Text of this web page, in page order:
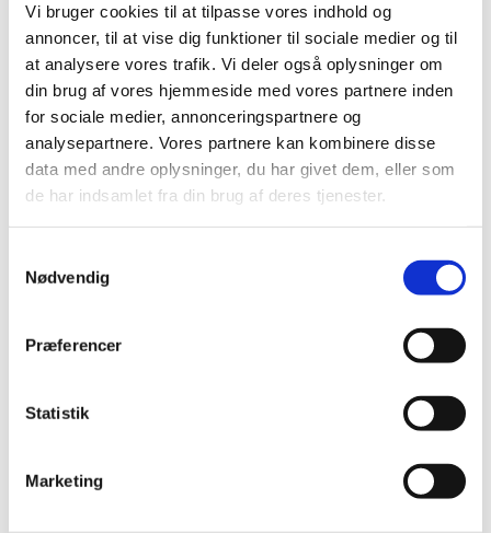
Vi bruger cookies til at tilpasse vores indhold og
annoncer, til at vise dig funktioner til sociale medier og til
at analysere vores trafik. Vi deler også oplysninger om
din brug af vores hjemmeside med vores partnere inden
for sociale medier, annonceringspartnere og
analysepartnere. Vores partnere kan kombinere disse
data med andre oplysninger, du har givet dem, eller som
de har indsamlet fra din brug af deres tjenester.
Nødvendig
Præferencer
Statistik
Marketing
49830150
Aquaforest Reef Salt 22
kg – Fuldsyntetisk
havsalt med aminosyrer
og C-vitamin
Standard salgspris DKK
698,00
DKK 449,00
DKK 359,20 ekskl. moms
49833458
Reef Salt+ 22kg spand
Standard salgspris DKK
698,00
DKK 449,00
DKK 359,20 ekskl. moms